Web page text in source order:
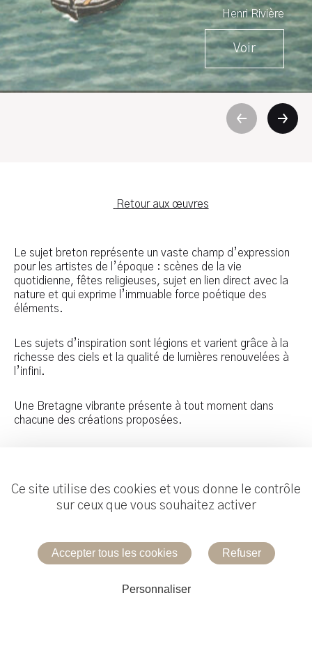
Henri Rivière
Voir
Retour aux œuvres
Le sujet breton représente un vaste champ d’expression
pour les artistes de l’époque : scènes de la vie
quotidienne, fêtes religieuses, sujet en lien direct avec la
nature et qui exprime l’immuable force poétique des
éléments.
Les sujets d’inspiration sont légions et varient grâce à la
richesse des ciels et la qualité de lumières renouvelées à
l’infini.
Une Bretagne vibrante présente à tout moment dans
chacune des créations proposées.
Mentions légales
Ce site utilise des cookies et vous donne le contrôle
sur ceux que vous souhaitez activer
Accepter tous les cookies Refuser
Personnaliser